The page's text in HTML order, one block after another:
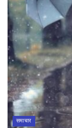
समाचार